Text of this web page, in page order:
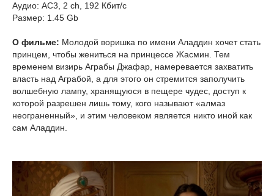
Аудио: AC3, 2 ch, 192 Кбит/с
Размер: 1.45 Gb
О фильме: Молодой воришка по имени Аладдин хочет стать
принцем, чтобы жениться на принцессе Жасмин. Тем
временем визирь Аграбы Джафар, намеревается захватить
власть над Аграбой, а для этого он стремится заполучить
волшебную лампу, хранящуюся в пещере чудес, доступ к
которой разрешен лишь тому, кого называют «алмаз
неограненный», и этим человеком является никто иной как
сам Аладдин.